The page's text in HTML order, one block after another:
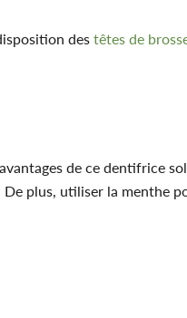
des têtes de
de ce dentifrice
plus, utiliser la menthe
de vous et de vous